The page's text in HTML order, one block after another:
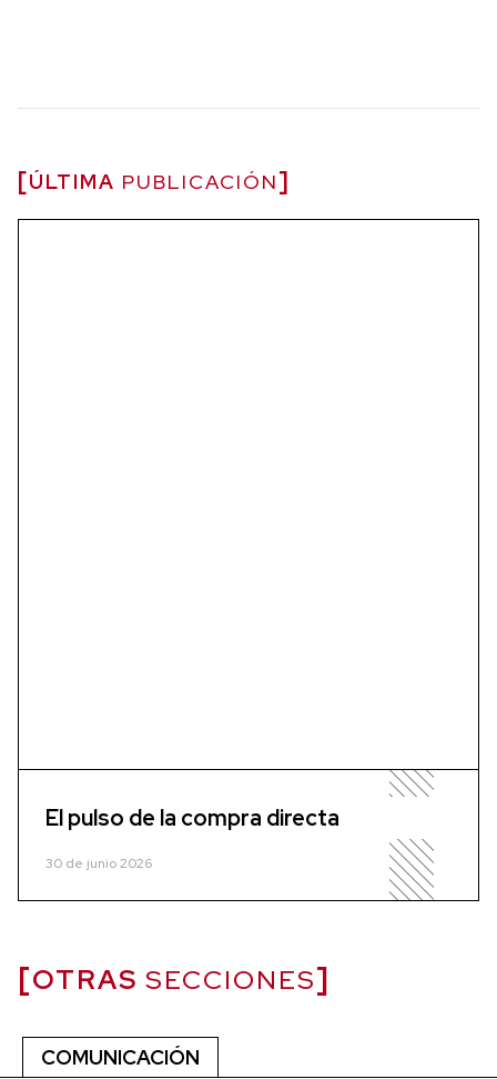
ÚLTIMA PUBLICACIÓN
El pulso de la compra directa
30 de junio 2026
OTRAS SECCIONES
COMUNICACIÓN